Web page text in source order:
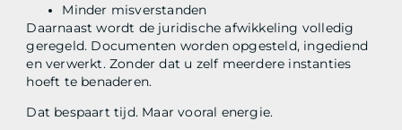
Minder misverstanden
Daarnaast wordt de juridische afwikkeling volledig
geregeld. Documenten worden opgesteld, ingediend
en verwerkt. Zonder dat u zelf meerdere instanties
hoeft te benaderen.
Dat bespaart tijd. Maar vooral energie.